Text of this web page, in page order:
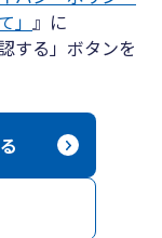
」 』に
する」ボタンを